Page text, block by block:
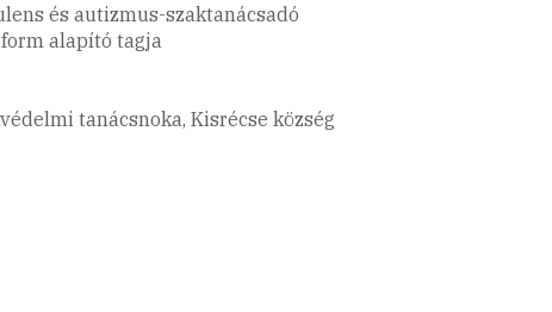
és autizmus-szaktanácsadó
alapító tagja
tanácsnoka, Kisrécse község